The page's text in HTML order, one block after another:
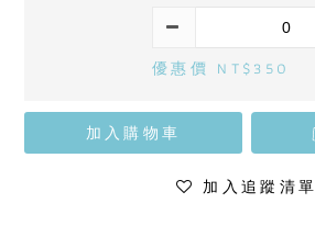
優惠價 NT$350
加入購物車
加入追蹤清單